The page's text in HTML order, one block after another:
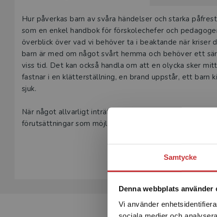
Samtycke
Denna webbplats använder
Vi använder
Beskrivning
Hur påverkas barn av svåra händelser och starka
som en enkel handbok för förskolechefer och pedagoger. Bokens sju kapitel avser att tillsammans ge en
överblick över vad vi behöver ta i beaktande när
barn är med om något svårt hemma och behöver ett särskilt medvetet omhändertagande i förskolan under en
viss tid. Det kan också handla om att en olycka sker mitt under pågående verksamhet, till
fastnar i en klätterställning, en brand uppstår, ett
sjuk.
När något allvarligt inträffar kan vi inte kontrollera det, men med en god
förutsättningar som möjligt för att hantera det som sker på bästa sätt och kan minimera omfattningen av krisens
Visa hela